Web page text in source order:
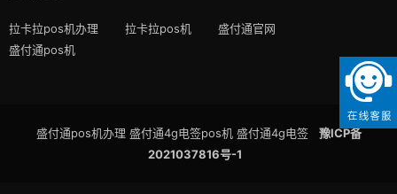
拉卡拉pos机办理 拉卡拉pos机
盛付通官网
盛付通pos机
盛付通pos机办理 盛付通4g电签pos机 盛付通4g电签 豫ICP备
2021037816号-1